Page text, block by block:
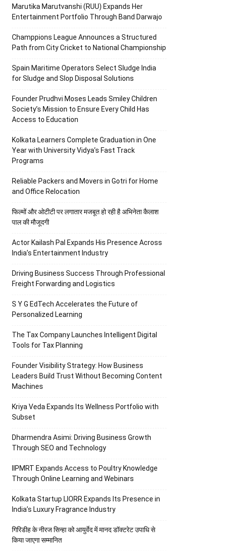
Marutika Marutvanshi (RUU) Expands Her
Entertainment Portfolio Through Band Darwajo
Champpions League Announces a Structured
Path from City Cricket to National Championship
Spain Maritime Operators Select Sludge India
for Sludge and Slop Disposal Solutions
Founder Prudhvi Moses Leads Smiley Children
Society’s Mission to Ensure Every Child Has
Access to Education
Kolkata Learners Complete Graduation in One
Year with University Vidya’s Fast Track
Programs
Reliable Packers and Movers in Gotri for Home
and Office Relocation
फिल्मों और ओटीटी पर लगातार मजबूत हो रही है अभिनेता कैलाश
पाल की मौजूदगी
Actor Kailash Pal Expands His Presence Across
India’s Entertainment Industry
Driving Business Success Through Professional
Freight Forwarding and Logistics
S Y G EdTech Accelerates the Future of
Personalized Learning
The Tax Company Launches Intelligent Digital
Tools for Tax Planning
Founder Visibility Strategy: How Business
Leaders Build Trust Without Becoming Content
Machines
Kriya Veda Expands Its Wellness Portfolio with
Subset
Dharmendra Asimi: Driving Business Growth
Through SEO and Technology
IIPMRT Expands Access to Poultry Knowledge
Through Online Learning and Webinars
Kolkata Startup LIORR Expands Its Presence in
India’s Luxury Fragrance Industry
गिरिडीह के नीरज सिन्हा को आयुर्वेद में मानद डॉक्टरेट उपाधि से
किया जाएगा सम्मानित